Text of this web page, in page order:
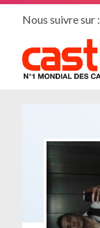
Nous suivre sur :